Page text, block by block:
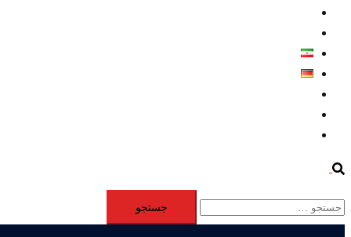
Search
جستجو
برای: